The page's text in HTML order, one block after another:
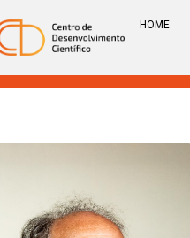
HOME